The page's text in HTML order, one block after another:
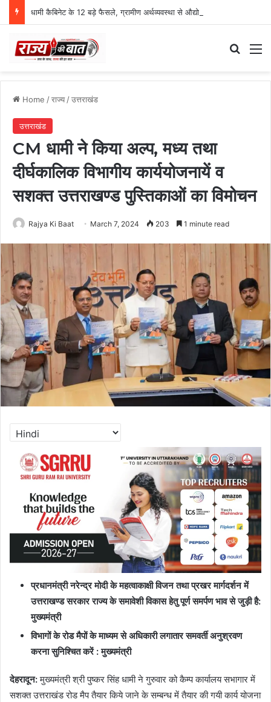
Home /राज्य/उत्तराखंड
उत्तराखंड
CM धामी ने किया अल्प, मध्य तथा
दीर्घकालिक विभागीय कार्ययोजनायें व
सशक्त उत्तराखण्ड पुस्तिकाओं का विमोचन
Rajya Ki Baat March 7, 2024 203 1 minute read
प्रधानमंत्री नरेन्द्र मोदी के महत्वाकाक्षी विजन तथा प्रखर मार्गदर्शन में
उत्तराखण्ड सरकार राज्य के समावेशी विकास हेतु पूर्ण समर्पण भाव से जुड़ी है:
मुख्यमंत्री
विभागों के रोड मैपों के माध्यम से अधिकारी लगातार समवर्ती अनुश्रवण
करना सुनिश्चित करें : मुख्यमंत्री
देहरादून:मुख्यमंत्री श्री पुष्कर सिंह धामी ने गुरुवार को कैम्प कार्यालय सभागार में
सशक्त उत्तराखंड रोड मैप तैयार किये जाने के सम्बन्ध में तैयार की गयी कार्य योजना